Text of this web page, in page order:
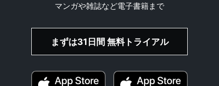
マンガや雑誌など電子書籍まで
まずは31日間 無料トライアル